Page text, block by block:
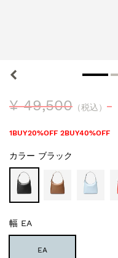
¥ 49,500 （税込）
1BUY20%OFF 2BUY40%OFF
カラー ブラック
幅 EA
EA